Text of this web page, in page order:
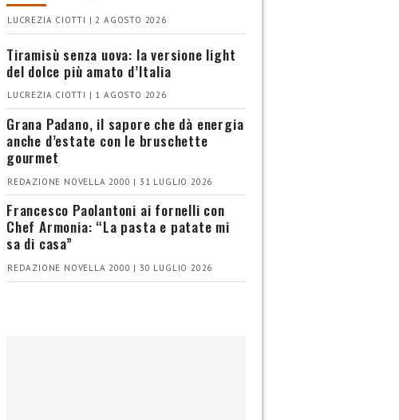
LUCREZIA CIOTTI | 2 AGOSTO 2026
Tiramisù senza uova: la versione light
del dolce più amato d’Italia
LUCREZIA CIOTTI | 1 AGOSTO 2026
Grana Padano, il sapore che dà energia
anche d’estate con le bruschette
gourmet
REDAZIONE NOVELLA 2000 | 31 LUGLIO 2026
Francesco Paolantoni ai fornelli con
Chef Armonia: “La pasta e patate mi
sa di casa”
REDAZIONE NOVELLA 2000 | 30 LUGLIO 2026